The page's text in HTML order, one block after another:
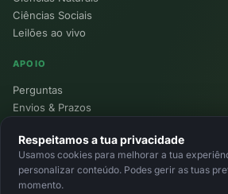
Ciências Sociais
Leilões ao vivo
APOIO
Perguntas
Envios & Prazos
Devoluções
Minha Conta
Respeitamos a tua privacidade
Usamos cookies para melhorar a tua
personalizar conteúdo. Podes gerir as tuas
momento.